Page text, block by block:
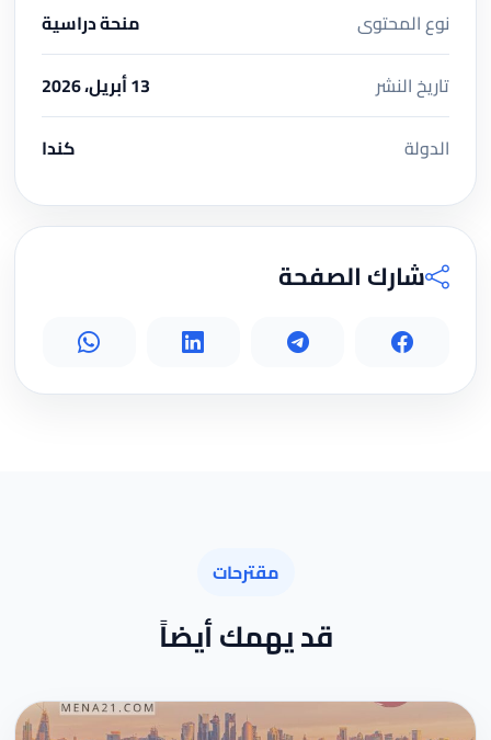
نوع المحتوى
منحة دراسية
تاريخ النشر
13 أبريل، 2026
الدولة
كندا
شارك الصفحة
مقترحات
قد يهمك أيضاً